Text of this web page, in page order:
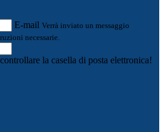
E-mail Verrà inviato un messaggio
necessarie.
la casella di posta elettronica!